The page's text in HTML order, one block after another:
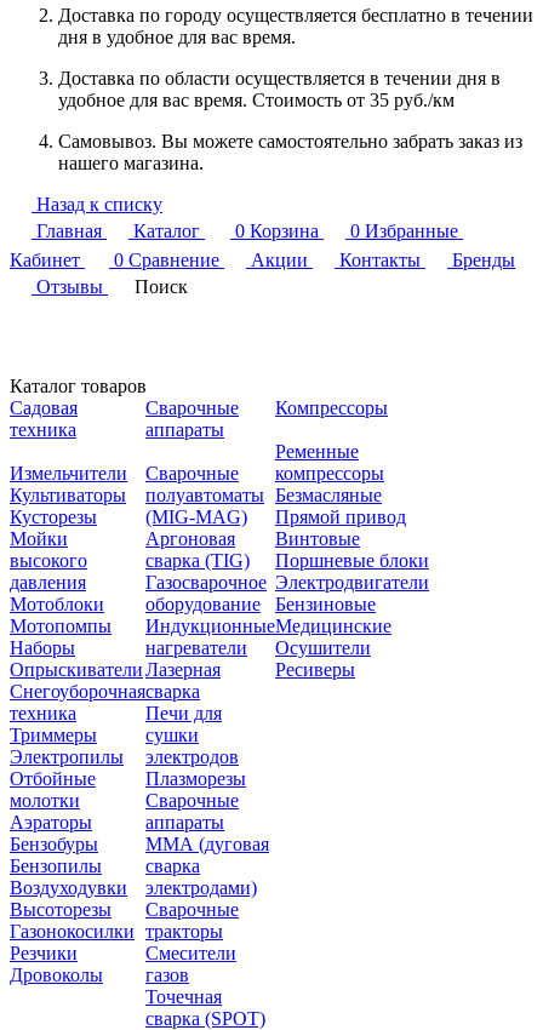
Доставка по городу осуществляется бесплатно в течении
дня в удобное для вас время.
Доставка по области осуществляется в течении дня в
удобное для вас время. Стоимость от 35 руб./км
Самовывоз. Вы можете самостоятельно забрать заказ из
нашего магазина.
Назад к списку
Главная
Каталог 0 Корзина 0 Избранные
Кабинет
0 Сравнение Акции Контакты
Бренды
Отзывы
Поиск
Каталог товаров
Садовая
техника
Измельчители
Культиваторы
Кусторезы
Мойки
высокого
давления
Мотоблоки
Мотопомпы
Наборы
Опрыскиватели
Снегоуборочная
техника
Триммеры
Электропилы
Отбойные
молотки
Аэраторы
Бензобуры
Бензопилы
Воздуходувки
Высоторезы
Газонокосилки
Резчики
Дровоколы
Сварочные
аппараты
Сварочные
полуавтоматы
(MIG-MAG)
Аргоновая
сварка (TIG)
Газосварочное
оборудование
Индукционные
нагреватели
Лазерная
сварка
Печи для
сушки
электродов
Плазморезы
Сварочные
аппараты
ММА (дуговая
сварка
электродами)
Сварочные
тракторы
Смесители
газов
Точечная
сварка (SPOT)
Компрессоры
Ременные
компрессоры
Безмасляные
Прямой привод
Винтовые
Поршневые блоки
Электродвигатели
Бензиновые
Медицинские
Осушители
Ресиверы